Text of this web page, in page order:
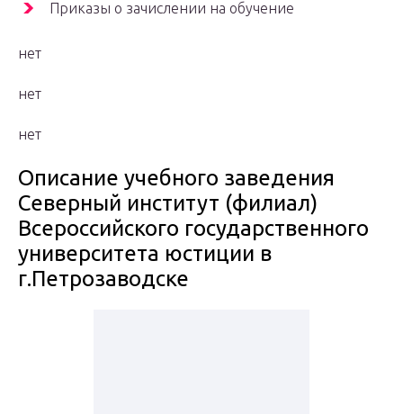
Приказы о зачислении на обучение
нет
нет
нет
Описание учебного заведения
Северный институт (филиал)
Всероссийского государственного
университета юстиции в
г.Петрозаводске